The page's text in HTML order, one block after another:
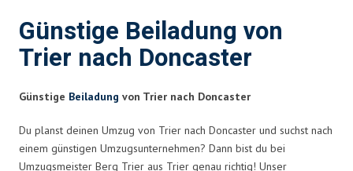
Günstige Beiladung von
Trier nach Doncaster
Günstige Beiladung von Trier nach Doncaster
Du planst deinen Umzug von Trier nach Doncaster und suchst nach
einem günstigen Umzugsunternehmen? Dann bist du bei
Umzugsmeister Berg Trier aus Trier genau richtig! Unser